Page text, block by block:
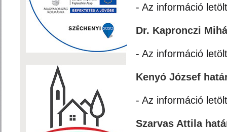
- Az információ
Dr. Kapronczi
- Az információ
Kenyó József
- Az információ
Szarvas Attila